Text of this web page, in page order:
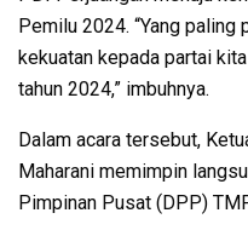
Pemilu 2024. “Yang
kekuatan kepada partai
tahun 2024,” imbuhnya.
Dalam acara tersebut,
Maharani memimpin
Pimpinan Pusat (DPP)